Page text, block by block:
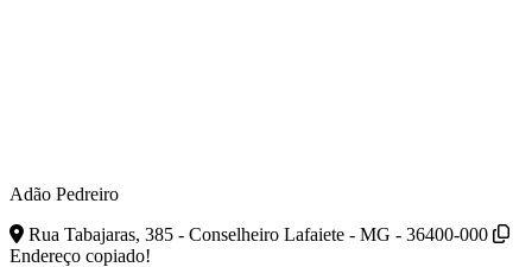
Adão Pedreiro
Rua Tabajaras, 385 - Conselheiro Lafaiete - MG - 36400-000
Endereço copiado!